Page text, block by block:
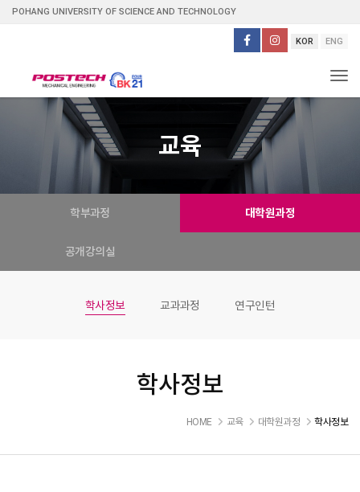
POHANG UNIVERSITY OF SCIENCE AND TECHNOLOGY
KOR ENG
교육
학부과정 대학원과정
학사정보 교과과정 연구인턴
공개강의실
학사정보
HOME 교육 대학원과정 학사정보